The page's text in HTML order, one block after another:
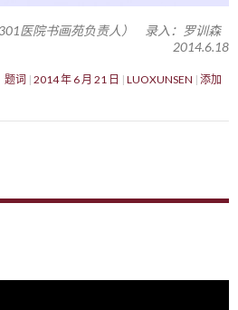
医院书画苑负责人） 录入：罗训森
2014.6.18
题词 2014 年 6 月 21 日 LUOXUNSEN 添加